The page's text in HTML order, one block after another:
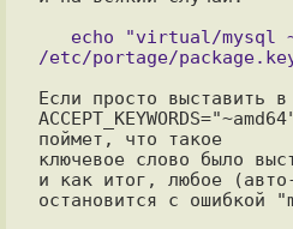
Если просто выставить
поймет, что такое
ключевое слово было
и как итог, любое
остановится с ошибкой